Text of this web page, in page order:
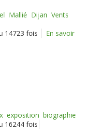
Mallié Dijan Vents
14723 fois
En savoir
exposition biographie
16244 fois